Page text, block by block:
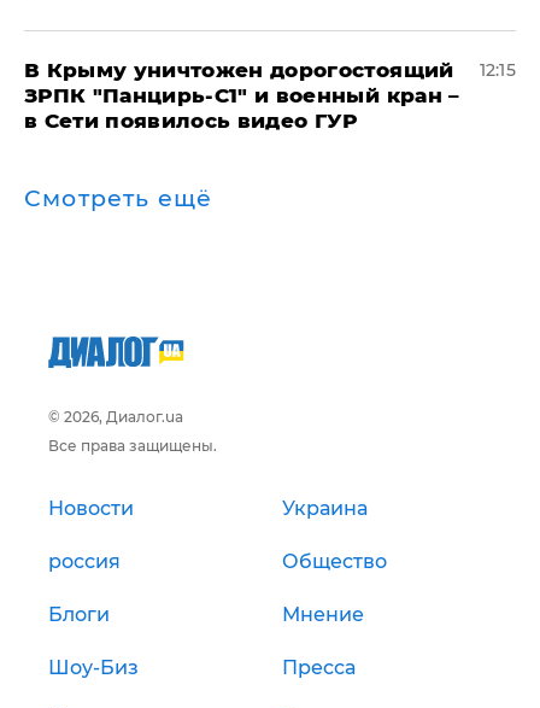
В Крыму уничтожен дорогостоящий
ЗРПК "Панцирь-С1" и военный кран –
в Сети появилось видео ГУР
12:15
Смотреть ещё
© 2026, Диалог.ua
Все права защищены.
Новости Украина
россия Общество
Блоги Мнение
Шоу-Биз Пресса